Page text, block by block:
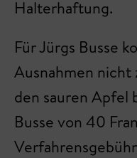
Halterhaftung.
Für Jürgs Busse
Ausnahmen nicht
den sauren Apfel
Busse von 40